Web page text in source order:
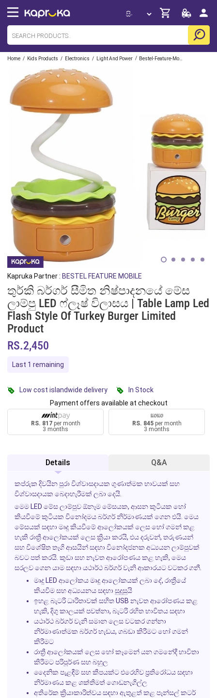
Home / Kids Products / Electronics / Light And Power /
Kapruka Partner : BESTEL FEATURE MOBILE
තුර්කි බර්ගර් සීමිත නිෂ්පාදනයේ මේස
ලාම්පු LED ෆ්ලෑෂ් විලාසය | Table Lamp Led
Flash Style Of Turkey Burger Limited
Product
RS.2,450
Last 1 remaining
Low cost islandwide delivery
In Stock
Payment offers available at checkout
RS. 817per month
3 months
RS. 845per month
3 months
Details Q&A
කප්රුක දිවයින පුරා විශ්වාසදායක ගුණාත්මක භාවයක් සහ
විශ්වාසදායක බෙදාහැරීමක් ලබා දෙයි.
මෙම LED මේස ලාම්පුව ඕනෑම මේසයක, ආසන කුටියක හෝ
කියවීමේ කුටියක විනෝදමය බර්ගර් නිර්මාණයක් ගෙන එයි. මෙය
මේසයක් සඳහා මෘදු කියවීමේ ආලෝකයක් ලෙස හෝ ගමන් කළ
හැකි රාත්‍රී ආලෝකයක් ලෙස ක්‍රියා කරයි, එය දරුවන්, තරුණයන්
සහ විශේෂිත තෑගි ආසයින් සඳහා විනෝදජනක අධ්‍යයන ලාම්පුවක්
බවට පත් කරයි. කුඩා සහ නැවත ආරෝපණය කළ හැකි, මෙය
සරලව ගෙන යාම සඳහා යථාර්ථ බර්ගර් වැනි ආකාරයට වටකර ගනී.
මෘදු LED ආලෝකය මෘදු ආලෝකයක් ලබා දේ, රාත්‍රීයේ
කියවීම සහ අධ්‍යයනය සඳහා සුදුසුයි
ඉහළ බැටරි ධාරිතාවක් සහිත USB නැවත ආරෝපණය කළ
හැකි, දිගු කාලයක් පවත්නා, බැටරි රහිත භාවිතය සඳහා
යථාර්ථ බර්ගර් වැනි සමාන ලෙස වටකර ගන්නා
නිර්මාණාත්මක බර්ගර් හැඩය, ගබඩා කිරීමට හෝ ගමන්
කිරීමට
රාත්‍රී ආලෝකයක් ලෙස හෝ කෑමෙන් යන ගමනේදී භාවිතා
කිරීමට පරිපූර්ණ සහ බහුල
දෛනික පැළඳීම් සහ කීපයක්ට එරෙහිව ප්‍රතිරෝධය සඳහා
නිර්මාණය කළ ශක්තිමත් ගොඩනැගිල්ල
අතිරේක ක්‍රියාකාරිත්වය සඳහා ඇතුළත් කළ පෑන්සල් කටර්